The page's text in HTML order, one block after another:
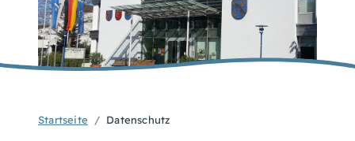
Startseite Datenschutz